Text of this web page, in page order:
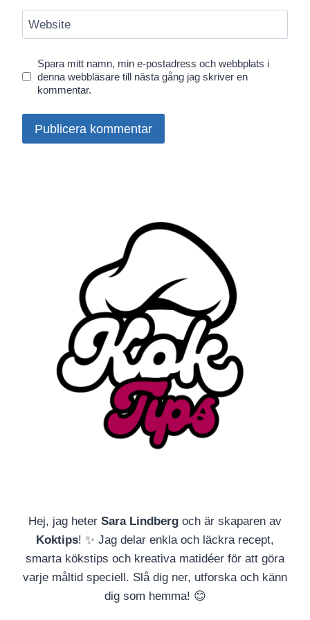
Website
Spara mitt namn, min e-postadress och webbplats i
denna webbläsare till nästa gång jag skriver en
kommentar.
Hej, jag heter Sara Lindberg och är skaparen av
Koktips! ✨ Jag delar enkla och läckra recept,
smarta kökstips och kreativa matidéer för att göra
varje måltid speciell. Slå dig ner, utforska och känn
dig som hemma! 😊